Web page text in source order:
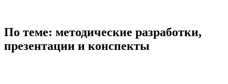
По теме: методические разработки,
презентации и конспекты